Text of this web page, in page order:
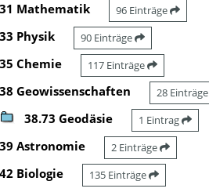
31 Mathematik 96 Einträge
33 Physik 90 Einträge
35 Chemie 117 Einträge
38 Geowissenschaften 28 Einträge
38.73 Geodäsie 1 Eintrag
39 Astronomie 2 Einträge
42 Biologie 135 Einträge